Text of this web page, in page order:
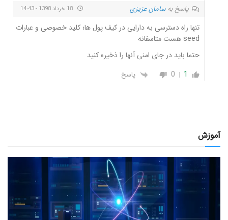
پاسخ بهسامان عزیزی
تنها راه دسترسی به دارایی در کیف پول ها؛ کلید خصوصی و عبارات
seed هست متاسفانه
حتما باید در جای امنی آنها را ذخیره کنید
1
0 پاسخ
آموزش